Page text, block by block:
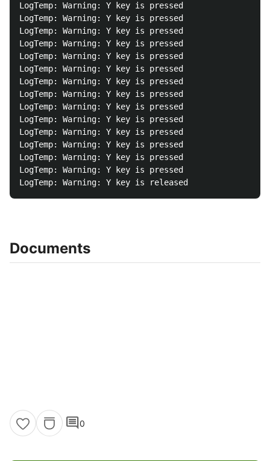
LogTemp: Warning: Y key is pressed
LogTemp: Warning: Y key is pressed
LogTemp: Warning: Y key is pressed
LogTemp: Warning: Y key is pressed
LogTemp: Warning: Y key is pressed
LogTemp: Warning: Y key is pressed
LogTemp: Warning: Y key is pressed
LogTemp: Warning: Y key is pressed
LogTemp: Warning: Y key is pressed
LogTemp: Warning: Y key is pressed
LogTemp: Warning: Y key is pressed
LogTemp: Warning: Y key is pressed
LogTemp: Warning: Y key is pressed
LogTemp: Warning: Y key is pressed
Documents
comment0